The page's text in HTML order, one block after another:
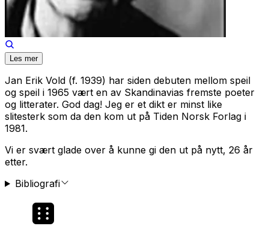
Les mer
Jan Erik Vold (f. 1939) har siden debuten mellom speil
og speil i 1965 vært en av Skandinavias fremste poeter
og litterater. God dag! Jeg er et dikt er minst like
slitesterk som da den kom ut på Tiden Norsk Forlag i
1981.
Vi er svært glade over å kunne gi den ut på nytt, 26 år
etter.
Bibliografi